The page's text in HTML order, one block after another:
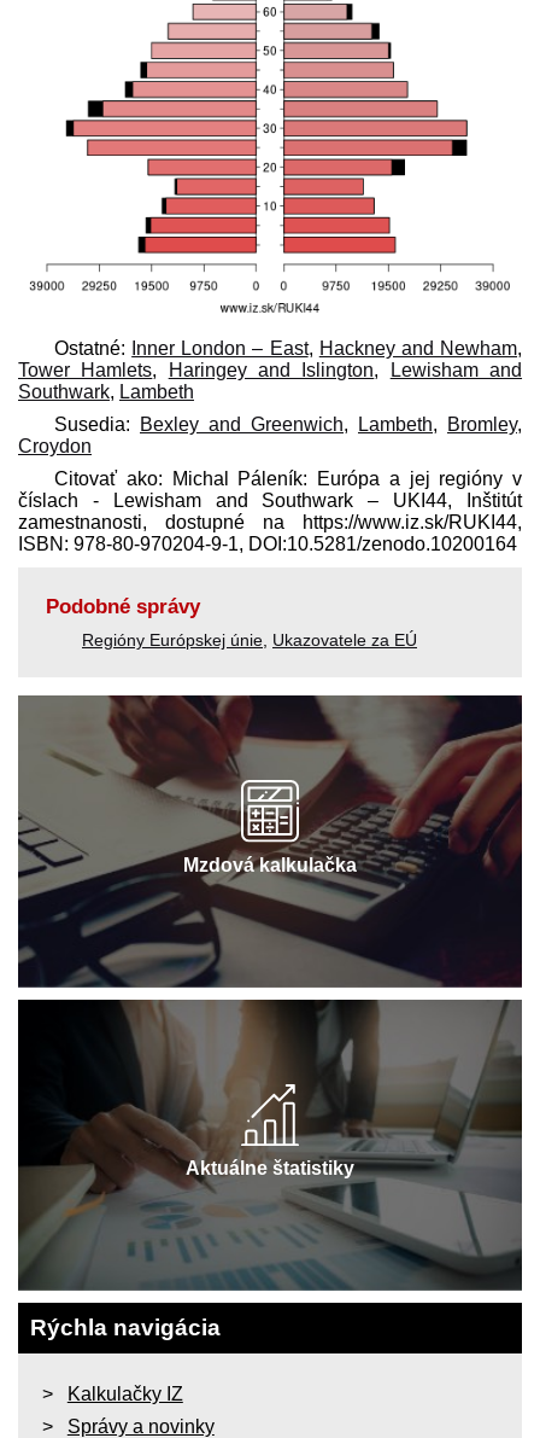
Ostatné: Inner London – East, Hackney and Newham,
Tower Hamlets, Haringey and Islington,
Lewisham and
Southwark, Lambeth
Susedia:
Bexley and Greenwich, Lambeth, Bromley,
Croydon
Citovať ako: Michal Páleník: Európa a jej regióny v
číslach - Lewisham and Southwark – UKI44, Inštitút
zamestnanosti, dostupné na https://www.iz.sk/​RUKI44,
ISBN: 978-80-970204-9-1, DOI:10.5281/zenodo.10200164
Podobné správy
Regióny Európskej únie Ukazovatele za EÚ
Mzdová kalkulačka
Aktuálne štatistiky
Rýchla navigácia
Kalkulačky IZ
Správy a novinky